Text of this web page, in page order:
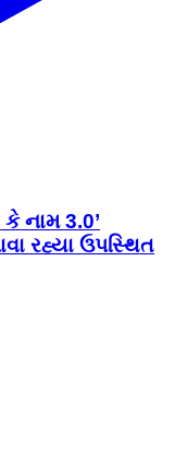
નામ 3.0’
રહ્યા ઉપસ્થિત